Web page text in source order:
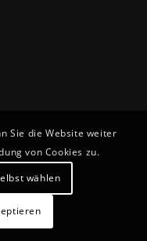
Sie die Website weiter
von Cookies zu.
wählen